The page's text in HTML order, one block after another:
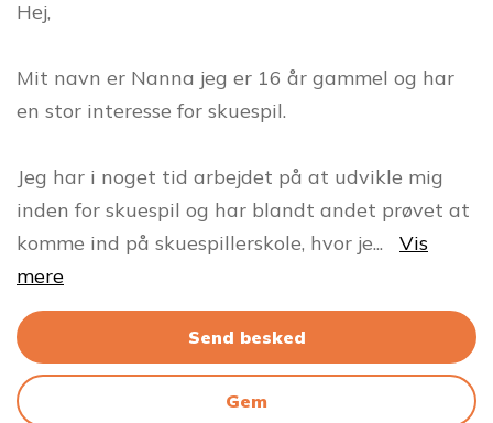
Hej,
Mit navn er Nanna jeg er 16 år gammel og har
en stor interesse for skuespil.
Jeg har i noget tid arbejdet på at udvikle mig
inden for skuespil og har blandt andet prøvet at
komme ind på skuespillerskole, hvor je...
Vis
mere
Send besked
Gem